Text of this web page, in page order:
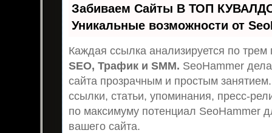
Забиваем Сайты В ТОП
Уникальные возможности от
Каждая ссылка анализируется по трем
SEO, Трафик и SMM. SeoHammer
сайта прозрачным и простым
ссылки, статьи, упоминания, пресс-
по максимуму потенциал SeoHammer
вашего сайта.